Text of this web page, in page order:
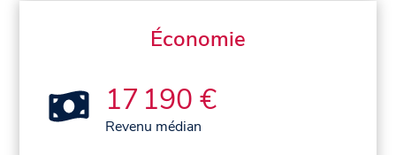
Économie
17 190 €
Revenu médian